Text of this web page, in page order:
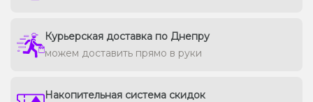
Курьерская доставка по Днепру
можем доставить прямо в руки
Накопительная система скидок